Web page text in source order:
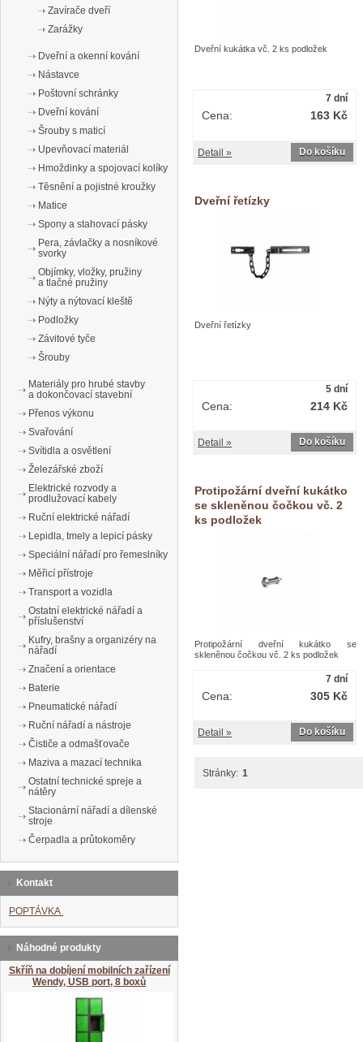
Dveřní kukátka vč. 2 ks podložek
7 dní
163 Kč
Cena:
Do košíku
Detail »
Dveřní řetízky
Dveřní řetízky
5 dní
214 Kč
Cena:
Do košíku
Detail »
Protipožární dveřní kukátko
se skleněnou čočkou vč. 2
ks podložek
Protipožární dveřní kukátko se
skleněnou čočkou vč. 2 ks podložek
7 dní
305 Kč
Cena:
Do košíku
Detail »
Stránky: 1
Zavírače dveří
Zarážky
Dveřní a okenní kování
Nástavce
Poštovní schránky
Dveřní kování
Šrouby s maticí
Upevňovací materiál
Hmoždinky a spojovací kolíky
Těsnění a pojistné kroužky
Matice
Spony a stahovací pásky
Pera, závlačky a nosníkové
svorky
Objímky, vložky, pružiny
a tlačné pružiny
Nýty a nýtovací kleště
Podložky
Závitové tyče
Šrouby
Materiály pro hrubé stavby
a dokončovací stavební
Přenos výkonu
Svařování
Svítidla a osvětlení
Železářské zboží
Elektrické rozvody a
prodlužovací kabely
Ruční elektrické nářadí
Lepidla, tmely a lepicí pásky
Speciální nářadí pro řemeslníky
Měřicí přístroje
Transport a vozidla
Ostatní elektrické nářadí a
příslušenství
Kufry, brašny a organizéry na
nářadí
Značení a orientace
Baterie
Pneumatické nářadí
Ruční nářadí a nástroje
Čističe a odmašťovače
Maziva a mazací technika
Ostatní technické spreje a
nátěry
Stacionární nářadí a dílenské
stroje
Čerpadla a průtokoměry
Kontakt
POPTÁVKA
Náhodné produkty
Skříň na dobíjení mobilních zařízení
Wendy, USB port, 8 boxů